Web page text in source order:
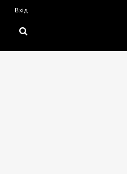
Вхід